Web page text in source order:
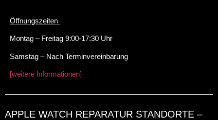
Öffnungszeiten
Montag – Freitag 9:00-17:30 Uhr
Samstag – Nach Terminvereinbarung
[weitere Informationen]
APPLE WATCH REPARATUR STANDORTE –